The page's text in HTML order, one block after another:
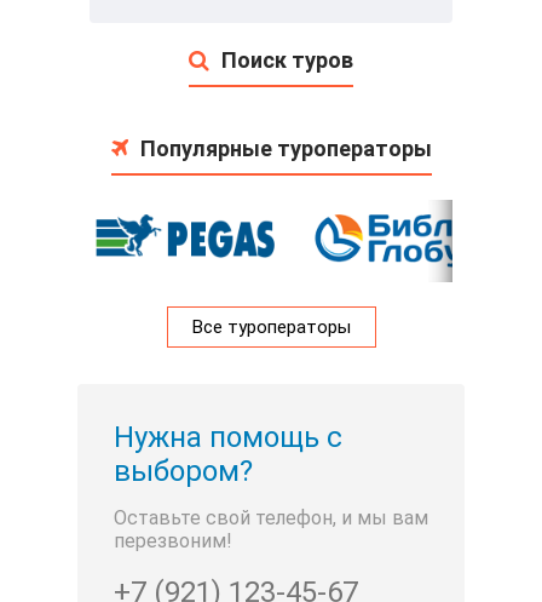
Поиск туров
Популярные туроператоры
Все туроператоры
Нужна помощь с
выбором?
Оставьте свой телефон, и мы вам
перезвоним!